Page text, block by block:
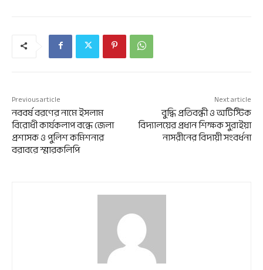
Previous article
নববর্ষ বরণের নামে ইসলাম
বিরোধী কার্যকলাপ বন্ধে জেলা
প্রশাসক ও পুলিশ কমিশনার
বরাবরে স্মারকলিপি
Next article
বুদ্ধি প্রতিবন্ধী ও অটিস্টিক
বিদ্যালয়ের প্রধান শিক্ষক সুরাইয়া
নাসরীনের বিদায়ী সংবর্ধনা